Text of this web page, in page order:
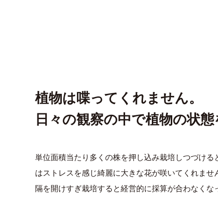
植物は喋ってくれません。
日々の観察の中で植物の状
単位面積当たり多くの株を押し込み栽培しつづける
はストレスを感じ綺麗に大きな花が咲いてくれませ
隔を開けすぎ栽培すると経営的に採算が合わなくな